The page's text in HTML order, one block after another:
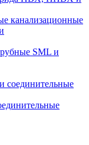
канализационные
SML и